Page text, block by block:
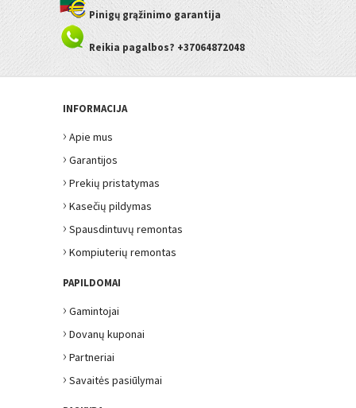
Pinigų grąžinimo garantija
Reikia pagalbos? +37064872048
INFORMACIJA
› Apie mus
› Garantijos
› Prekių pristatymas
› Kasečių pildymas
› Spausdintuvų remontas
› Kompiuterių remontas
PAPILDOMAI
› Gamintojai
› Dovanų kuponai
› Partneriai
› Savaitės pasiūlymai